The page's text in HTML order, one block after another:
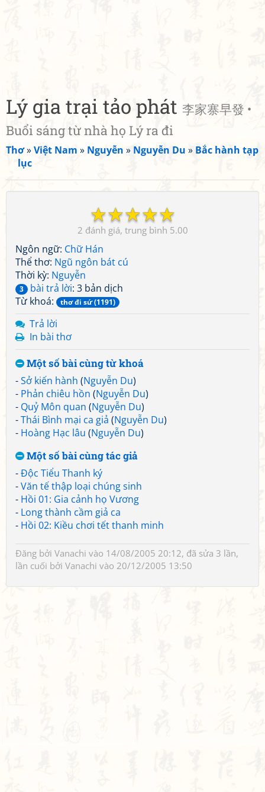
Lý gia trại tảo phát 李家寨早發 •
Buổi sáng từ nhà họ Lý ra đi
Thơ»Việt Nam » Nguyễn » Nguyễn Du » Bắc hành tạp
lục
☆
☆
☆
☆
☆
2 5.00
Ngôn ngữ: Chữ Hán
Thể thơ: Ngũ ngôn bát cú
Thời kỳ: Nguyễn
3 bài trả lời: 3 bản dịch
Từ khoá:
thơ đi sứ (1191)
Trả lời
In bài thơ
Một số bài cùng từ khoá
-Sở kiến hành (Nguyễn Du)
- Phản chiêu hồn (Nguyễn Du)
- Quỷ Môn quan (Nguyễn Du)
-Thái Bình mại ca giả (Nguyễn Du)
- Hoàng Hạc lâu (Nguyễn Du)
Một số bài cùng tác giả
-Độc Tiểu Thanh ký
-Văn tế thập loại chúng sinh
- Hồi 01: Gia cảnh họ Vương
- Long thành cầm giả ca
- Hồi 02: Kiều chơi tết thanh minh
Đăng bởi Vanachi vào 14/08/2005 20:12, đã sửa 3 lần,
lần cuối bởi Vanachi vào 20/12/2005 13:50